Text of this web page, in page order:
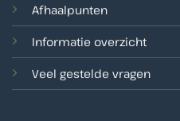
Afhaalpunten
Informatie overzicht
Veel gestelde vragen